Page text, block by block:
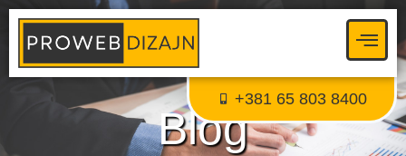
+381 65 803 8400
Blog
Proweb tajni agent
● Dostupan — Proweb Dizajn